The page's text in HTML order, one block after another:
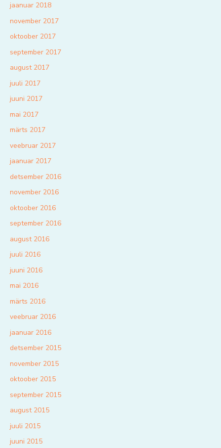
jaanuar 2018
november 2017
oktoober 2017
september 2017
august 2017
juuli 2017
juuni 2017
mai 2017
märts 2017
veebruar 2017
jaanuar 2017
detsember 2016
november 2016
oktoober 2016
september 2016
august 2016
juuli 2016
juuni 2016
mai 2016
märts 2016
veebruar 2016
jaanuar 2016
detsember 2015
november 2015
oktoober 2015
september 2015
august 2015
juuli 2015
juuni 2015